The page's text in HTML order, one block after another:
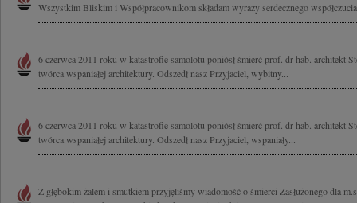
Wszystkim Bliskim i Współpracownikom składam wyrazy serdecznego
6 czerwca 2011 roku w katastrofie samolotu poniósł śmierć prof. dr hab. architekt
twórca wspaniałej architektury. Odszedł nasz Przyjaciel, wybitny...
6 czerwca 2011 roku w katastrofie samolotu poniósł śmierć prof. dr hab. architekt
twórca wspaniałej architektury. Odszedł nasz Przyjaciel, wspaniały...
Z głębokim żalem i smutkiem przyjęliśmy wiadomość o śmierci Zasłużonego dla